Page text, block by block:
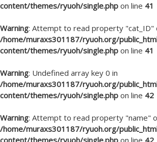
content/themes/ryuoh/single.php on line 41
Warning: Attempt to read property "cat_ID"
/home/muraxs301187/ryuoh.org/
content/themes/ryuoh/single.php on line 41
Warning: Undefined array key 0 in
/home/muraxs301187/ryuoh.org/
content/themes/ryuoh/single.php on line 42
Warning: Attempt to read property "name"
/home/muraxs301187/ryuoh.org/
content/themes/ryuoh/single.php on line 42